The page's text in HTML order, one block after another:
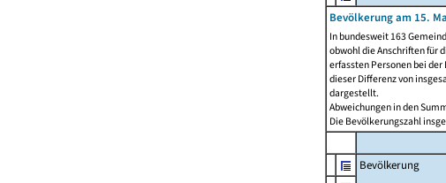
Bevölkerung am 15.
In bundesweit 163
obwohl die Anschriften für
erfassten Personen bei
dieser Differenz von
dargestellt.
Abweichungen in den
Die Bevölkerungszahl
Bevölkerung